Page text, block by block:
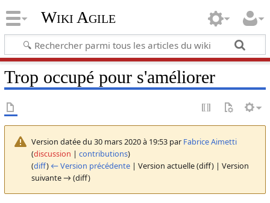
Wiki Agile
Trop occupé pour s'améliorer
Version datée du 30 mars 2020 à 19:53 par Fabrice Aimetti
(discussion | contributions)
(diff) ← Version précédente| Version actuelle (diff) | Version
suivante → (diff)